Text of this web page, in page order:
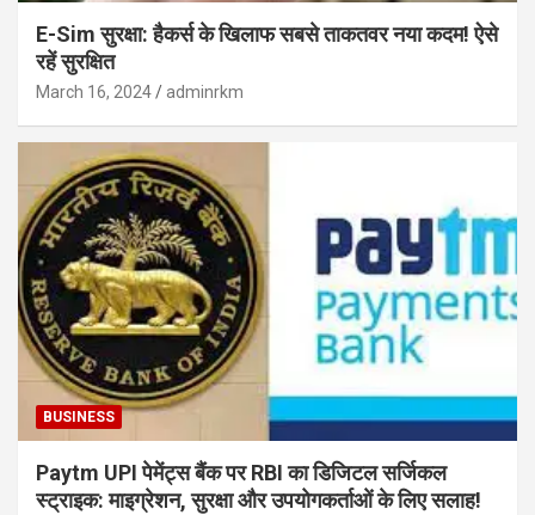
E-Sim सुरक्षा: हैकर्स के खिलाफ सबसे ताकतवर नया कदम! ऐसे
रहें सुरक्षित
March 16, 2024 adminrkm
BUSINESS
Paytm UPI पेमेंट्स बैंक पर RBI का डिजिटल सर्जिकल
स्ट्राइक: माइग्रेशन, सुरक्षा और उपयोगकर्ताओं के लिए सलाह!